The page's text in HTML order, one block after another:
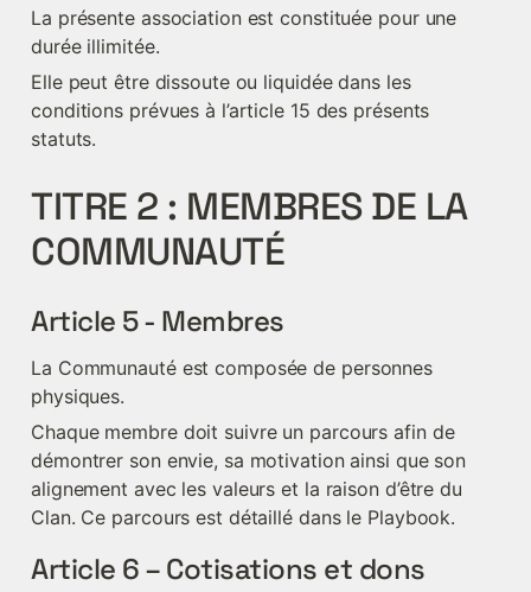
La présente association est constituée pour une
durée illimitée.
Elle peut être dissoute ou liquidée dans les
conditions prévues à l’article 15 des présents
statuts.
TITRE 2 : MEMBRES DE LA
COMMUNAUTÉ
Article 5 - Membres
La Communauté est composée de personnes
physiques.
Chaque membre doit suivre un parcours afin de
démontrer son envie, sa motivation ainsi que son
alignement avec les valeurs et la raison d’être du
Clan. Ce parcours est détaillé dans le Playbook.
Article 6 – Cotisations et dons